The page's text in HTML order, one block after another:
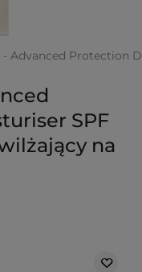
porad
- Advanced Protection
SPF
na